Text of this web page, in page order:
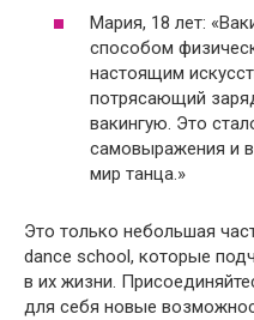
Мария, 18 лет:
способом
настоящим
потрясающий
вакингую. Это
самовыражения и
мир танца.»
Это только небольшая
dance school, которые
в их жизни.
для себя новые